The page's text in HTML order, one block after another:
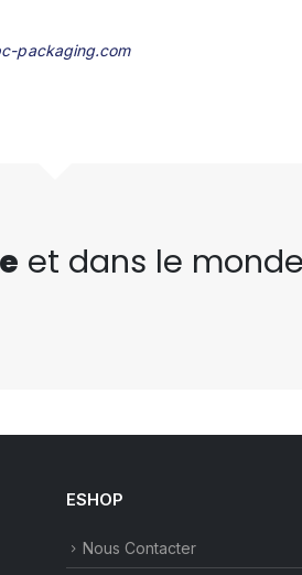
packaging.com
et dans le
ESHOP
Nous Contacter